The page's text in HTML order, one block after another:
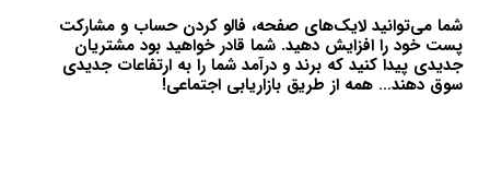
شما می‌توانید لایک‌های صفحه، فالو کردن حساب و مشارکت
پست خود را افزایش دهید. شما قادر خواهید بود مشتریان
جدیدی پیدا کنید که برند و درآمد شما را به ارتفاعات جدیدی
سوق دهند… همه از طریق بازاریابی اجتماعی!